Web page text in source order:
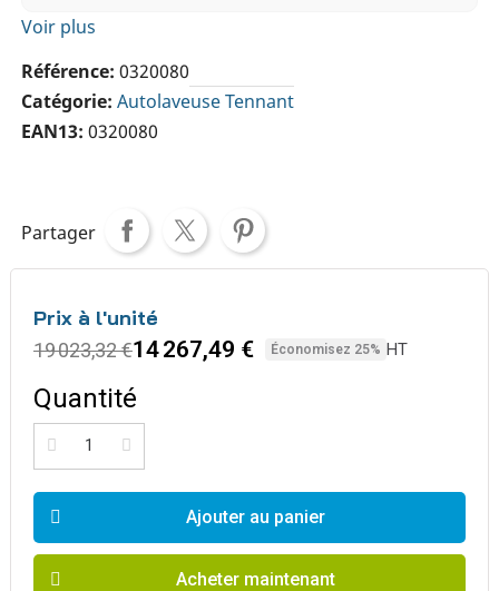
Voir plus
Référence 0320080
Catégorie Autolaveuse Tennant
EAN13 0320080
Partager
Prix à l'unité
19 023,32 €14 267,49 € Économisez 25% HT
Quantité
Ajouter au panier
Acheter maintenant